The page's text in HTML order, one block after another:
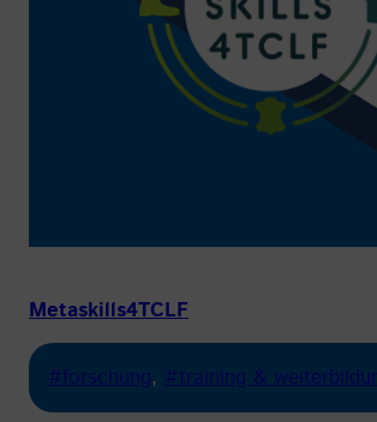
Metaskills4TCLF
#forschung, #training &